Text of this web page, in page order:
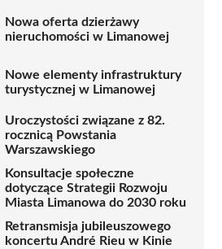
Nowa oferta dzierżawy
nieruchomości w Limanowej
Nowe elementy infrastruktury
turystycznej w Limanowej
Uroczystości związane z 82.
rocznicą Powstania
Warszawskiego
Konsultacje społeczne
dotyczące Strategii Rozwoju
Miasta Limanowa do 2030 roku
Retransmisja jubileuszowego
koncertu André Rieu w Kinie